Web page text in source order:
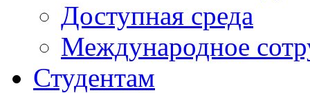
Доступная среда
Международное
Студентам